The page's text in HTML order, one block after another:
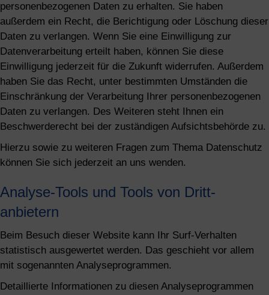
personenbezogenen Daten zu erhalten. Sie haben
außerdem ein Recht, die Berichtigung oder Löschung dieser
Daten zu verlangen. Wenn Sie eine Einwilligung zur
Datenverarbeitung erteilt haben, können Sie diese
Einwilligung jederzeit für die Zukunft widerrufen. Außerdem
haben Sie das Recht, unter bestimmten Umständen die
Einschränkung der Verarbeitung Ihrer personenbezogenen
Daten zu verlangen. Des Weiteren steht Ihnen ein
Beschwerderecht bei der zuständigen Aufsichtsbehörde zu.
Hierzu sowie zu weiteren Fragen zum Thema Datenschutz
können Sie sich jederzeit an uns wenden.
Analyse-Tools und Tools von Dritt­
anbietern
Beim Besuch dieser Website kann Ihr Surf-Verhalten
statistisch ausgewertet werden. Das geschieht vor allem
mit sogenannten Analyseprogrammen.
Detaillierte Informationen zu diesen Analyseprogrammen